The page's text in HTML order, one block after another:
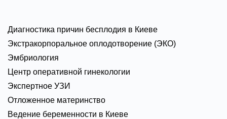
Диагностика причин бесплодия в Киеве
Экстракорпоральное оплодотворение (ЭКО)
Эмбриология
Центр оперативной гинекологии
Экспертное УЗИ
Отложенное материнство
Ведение беременности в Киеве